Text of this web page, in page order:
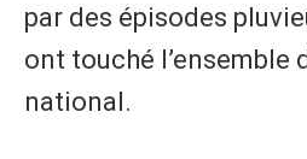
par des épisodes
ont touché l’ensemble
national.